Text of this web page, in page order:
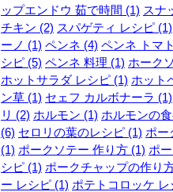
ップエンドウ 茹で時間 (1) スナ
チキン (2) スパゲティ レシピ (1)
ーノ (1) ペンネ (4) ペンネ トマ
シピ (5) ペンネ 料理 (1) ホーク
ホットサラダ レシピ (1) ホット
ン草 (1) セェフ カルボナーラ (1)
リ (2) ホルモン (1) ホルモンの
(6) セロリの葉のレシピ (1) ポー
(1) ポークソテー 作り方 (1) ポ
シピ (1) ポークチャップの作り
ー レシピ (1) ポテトコロッケ レ